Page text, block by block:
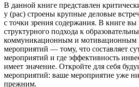
В данной книге представлен
у (рас) строены крупные деловые
с точки зрения содержания. В книге вы
структурного подхода к
коммуникационным и мотивационным
мероприятий — тому, что составляет
мероприятий и где эффективность
имеет значение. Откройте для себя
мероприятий: ваше мероприятие уже
прежним.